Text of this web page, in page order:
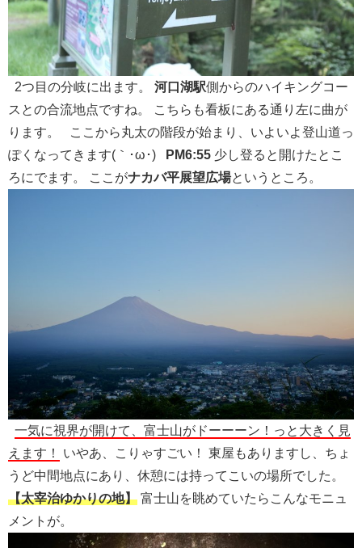
2つ目の分岐に出ます。 河口湖駅側からのハイキングコー
スとの合流地点ですね。 こちらも看板にある通り左に曲が
ります。 ここから丸太の階段が始まり、いよいよ登山道っ
ぽくなってきます(｀･ω･)
PM6:55 少し登ると開けたとこ
ろにでます。 ここがナカバ平展望広場というところ。
一気に視界が開けて、富士山がドーーーン！っと大きく見
えます！
いやあ、こりゃすごい！ 東屋もありますし、ちょ
うど中間地点にあり、休憩には持ってこいの場所でした。
【太宰治ゆかりの地】 富士山を眺めていたらこんなモニュ
メントが。